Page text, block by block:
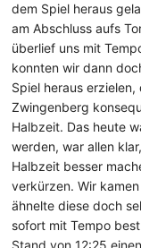
dem Spiel heraus
am Abschluss aufs
überlief uns mit
konnten wir dann
Spiel heraus
Zwingenberg
Halbzeit. Das heute
werden, war allen
Halbzeit besser
verkürzen. Wir
ähnelte diese doch
sofort mit Tempo